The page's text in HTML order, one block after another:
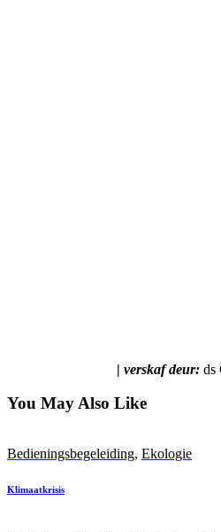
| verskaf deur: ds
You May Also Like
Bedieningsbegeleiding, Ekologie
Klimaatkrisis